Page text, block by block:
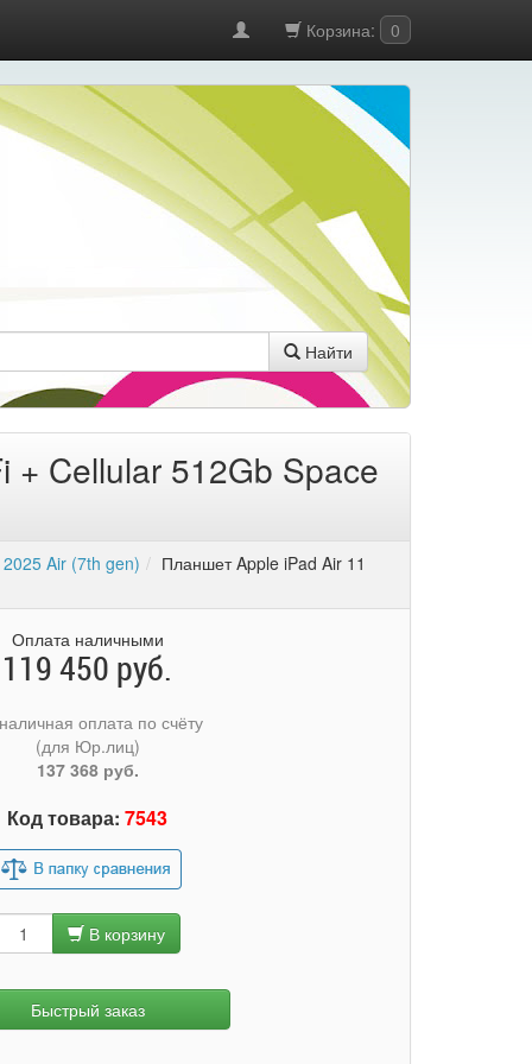
Корзина: 0
Найти
+ Cellular 512Gb Space
Air (7th gen)
Планшет Apple iPad Air 11
Оплата наличными
119 450 руб.
оплата по счёту
(для Юр.лиц)
137 368 руб.
Код товара:7543
В корзину
Быстрый заказ